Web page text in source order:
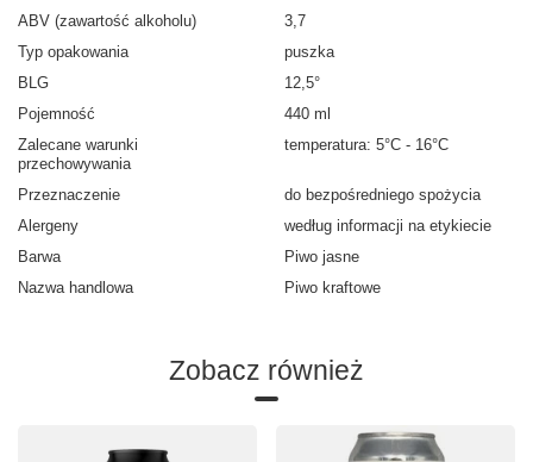
ABV (zawartość alkoholu)
3,7
Typ opakowania
puszka
BLG
12,5°
Pojemność
440 ml
Zalecane warunki
przechowywania
temperatura: 5°C - 16°C
Przeznaczenie
do bezpośredniego spożycia
Alergeny
według informacji na etykiecie
Barwa
Piwo jasne
Nazwa handlowa
Piwo kraftowe
Zobacz również